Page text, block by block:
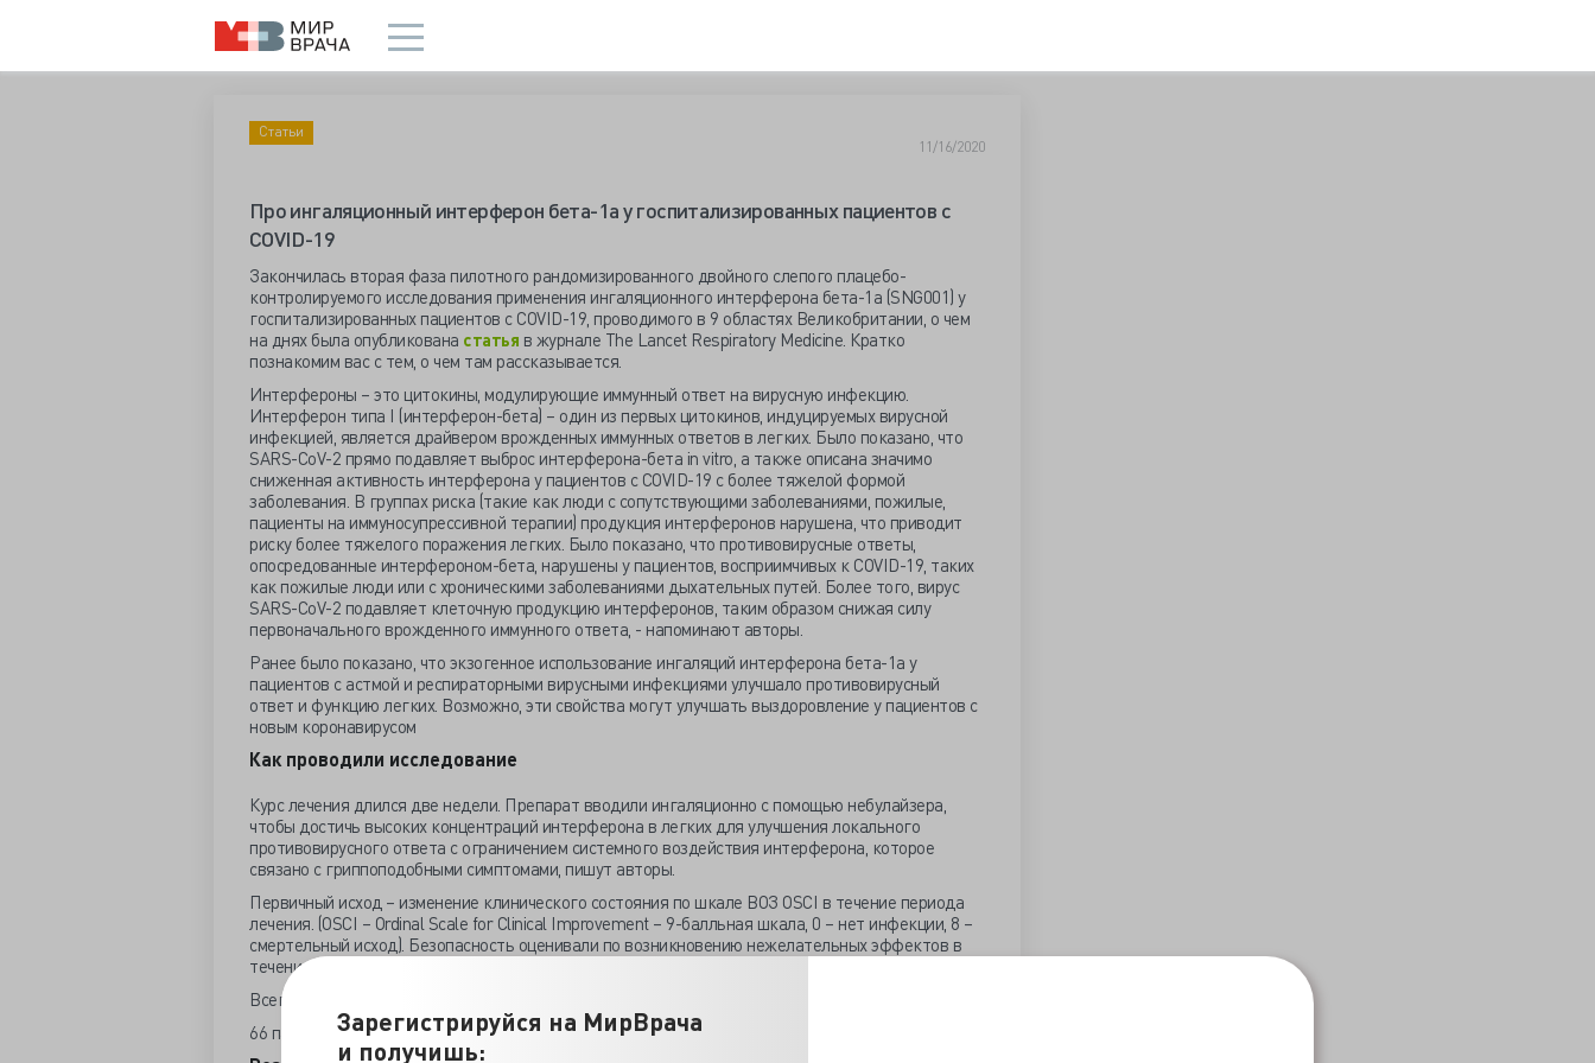
Зарегистрируйся на МирВрача
и получишь:
Статьи
11/16/2020
Про ингаляционный интерферон бета-1а у госпитализированных пациентов с
COVID-19
Закончилась вторая фаза пилотного рандомизированного двойного слепого плацебо-
контролируемого исследования применения ингаляционного интерферона бета-1а (SNG001) у
госпитализированных пациентов с COVID-19, проводимого в 9 областях Великобритании, о чем
на днях была опубликована статья в журнале The Lancet Respiratory Medicine. Кратко
познакомим вас с тем, о чем там рассказывается.
Интерфероны – это цитокины, модулирующие иммунный ответ на вирусную инфекцию.
Интерферон типа I (интерферон-бета) – один из первых цитокинов, индуцируемых вирусной
инфекцией, является драйвером врожденных иммунных ответов в легких. Было показано, что
SARS-CoV-2 прямо подавляет выброс интерферона-бета in vitro, а также описана значимо
сниженная активность интерферона у пациентов с COVID-19 с более тяжелой формой
заболевания. В группах риска (такие как люди с сопутствующими заболеваниями, пожилые,
пациенты на иммуносупрессивной терапии) продукция интерферонов нарушена, что приводит
риску более тяжелого поражения легких. Было показано, что противовирусные ответы,
опосредованные интерфероном-бета, нарушены у пациентов, восприимчивых к COVID-19, таких
как пожилые люди или с хроническими заболеваниями дыхательных путей. Более того, вирус
SARS-CoV-2 подавляет клеточную продукцию интерферонов, таким образом снижая силу
первоначального врожденного иммунного ответа, - напоминают авторы.
Ранее было показано, что экзогенное использование ингаляций интерферона бета-1а у
пациентов с астмой и респираторными вирусными инфекциями улучшало противовирусный
ответ и функцию легких. Возможно, эти свойства могут улучшать выздоровление у пациентов с
новым коронавирусом
Как проводили исследование
Курс лечения длился две недели. Препарат вводили ингаляционно с помощью небулайзера,
чтобы достичь высоких концентраций интерферона в легких для улучшения локального
противовирусного ответа с ограничением системного воздействия интерферона, которое
связано с гриппоподобными симптомами, пишут авторы.
Первичный исход – изменение клинического состояния по шкале ВОЗ OSCI в течение периода
лечения. (OSCI – Ordinal Scale for Clinical Improvement – 9-балльная шкала, 0 – нет инфекции, 8 –
смертельный исход). Безопасность оценивали по возникновению нежелательных эффектов в
течение 28 дней.
Всего 48 пациентов в лечебной группе и 50 – в группе плацебо.
66 пациентов (67%) нуждались изначально в кислороде: 29 в группе плацебо и 37 в лечебной.